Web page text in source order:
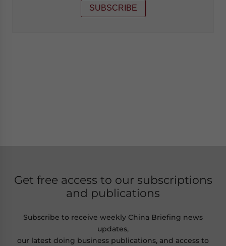
SUBSCRIBE
Get free access to our subscriptions
and publications
Subscribe to receive weekly China Briefing news
updates,
our latest doing business publications, and access to